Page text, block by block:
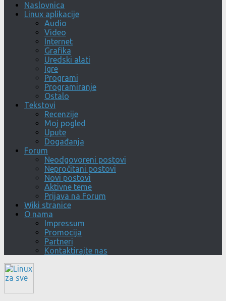
Naslovnica
Linux aplikacije
Audio
Video
Internet
Grafika
Uredski alati
Igre
Programi
Programiranje
Ostalo
Tekstovi
Recenzije
Moj pogled
Upute
Događanja
Forum
Neodgovoreni postovi
Nepročitani postovi
Novi postovi
Aktivne teme
Prijava na Forum
Wiki stranice
O nama
Impressum
Promocija
Partneri
Kontaktirajte nas